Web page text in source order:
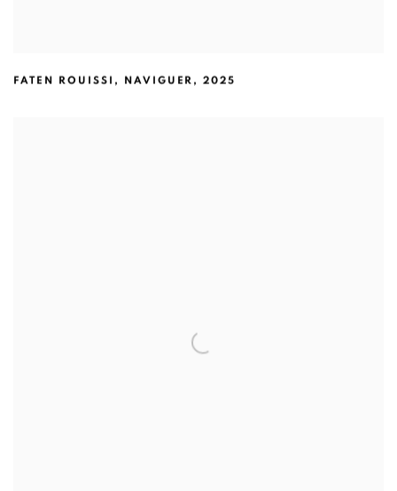
FATEN ROUISSI , NAVIGUER ,2025